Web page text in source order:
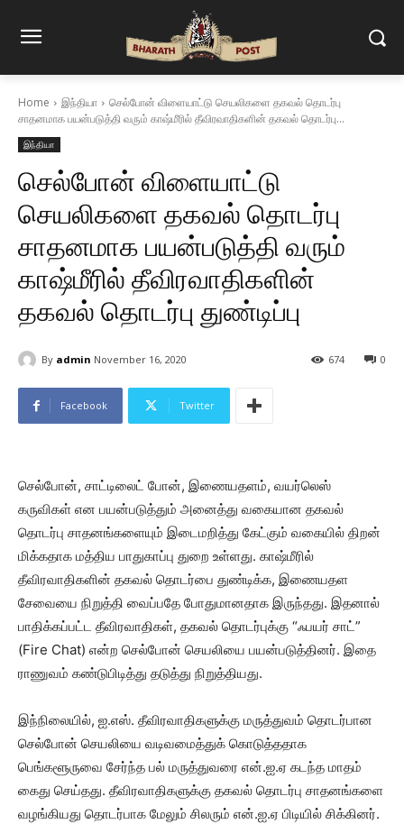
Home இந்தியா
செல்போன் விளையாட்டு செயலிகளை தகவல் தொடர்பு
சாதனமாக பயன்படுத்தி வரும் காஷ்மீரில் தீவிரவாதிகளின் தகவல் தொடர்பு...
இந்தியா
செல்போன் விளையாட்டு
செயலிகளை தகவல் தொடர்பு
சாதனமாக பயன்படுத்தி வரும்
காஷ்மீரில் தீவிரவாதிகளின்
தகவல் தொடர்பு துண்டிப்பு
By admin November 16, 2020 0
674
Facebook Twitter
செல்போன், சாட்டிலைட் போன், இணையதளம், வயர்லெஸ்
கருவிகள் என பயன்படுத்தும் அனைத்து வகையான தகவல்
தொடர்பு சாதனங்களையும் இடைமறித்து கேட்கும் வகையில் திறன்
மிக்கதாக மத்திய பாதுகாப்பு துறை உள்ளது. காஷ்மீரில்
தீவிரவாதிகளின் தகவல் தொடர்பை துண்டிக்க, இணையதள
சேவையை நிறுத்தி வைப்பதே போதுமானதாக இருந்தது. இதனால்
பாதிக்கப்பட்ட தீவிரவாதிகள், தகவல் தொடர்புக்கு “ஃபயர் சாட்”
(Fire Chat) என்ற செல்போன் செயலியை பயன்படுத்தினர். இதை
ராணுவம் கண்டுபிடித்து தடுத்து நிறுத்தியது.
இந்நிலையில், ஐ.எஸ். தீவிரவாதிகளுக்கு மருத்துவம் தொடர்பான
செல்போன் செயலியை வடிவமைத்துக் கொடுத்ததாக
பெங்களூருவை சேர்ந்த பல் மருத்துவரை என்.ஐ.ஏ கடந்த மாதம்
கைது செய்தது. தீவிரவாதிகளுக்கு தகவல் தொடர்பு சாதனங்களை
வழங்கியது தொடர்பாக மேலும் சிலரும் என்.ஐ.ஏ பிடியில் சிக்கினர்.